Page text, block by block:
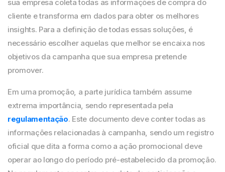
sua empresa coleta todas as informações de compra do
cliente e transforma em dados para obter os melhores
insights. Para a definição de todas essas soluções, é
necessário escolher aquelas que melhor se encaixa nos
objetivos da campanha que sua empresa pretende
promover.
Em uma promoção, a parte jurídica também assume
extrema importância, sendo representada pela
regulamentação. Este documento deve conter todas as
informações relacionadas à campanha, sendo um registro
oficial que dita a forma como a ação promocional deve
operar ao longo do período pré-estabelecido da promoção.